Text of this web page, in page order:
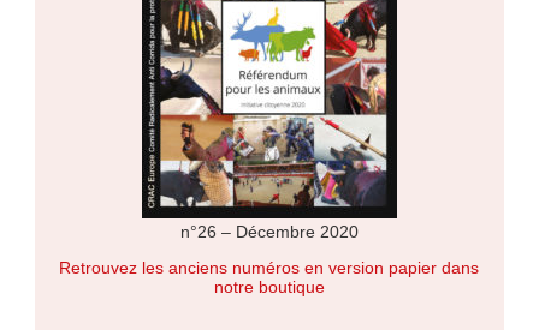
n°26 – Décembre 2020
Retrouvez les anciens numéros en version papier dans
notre boutique